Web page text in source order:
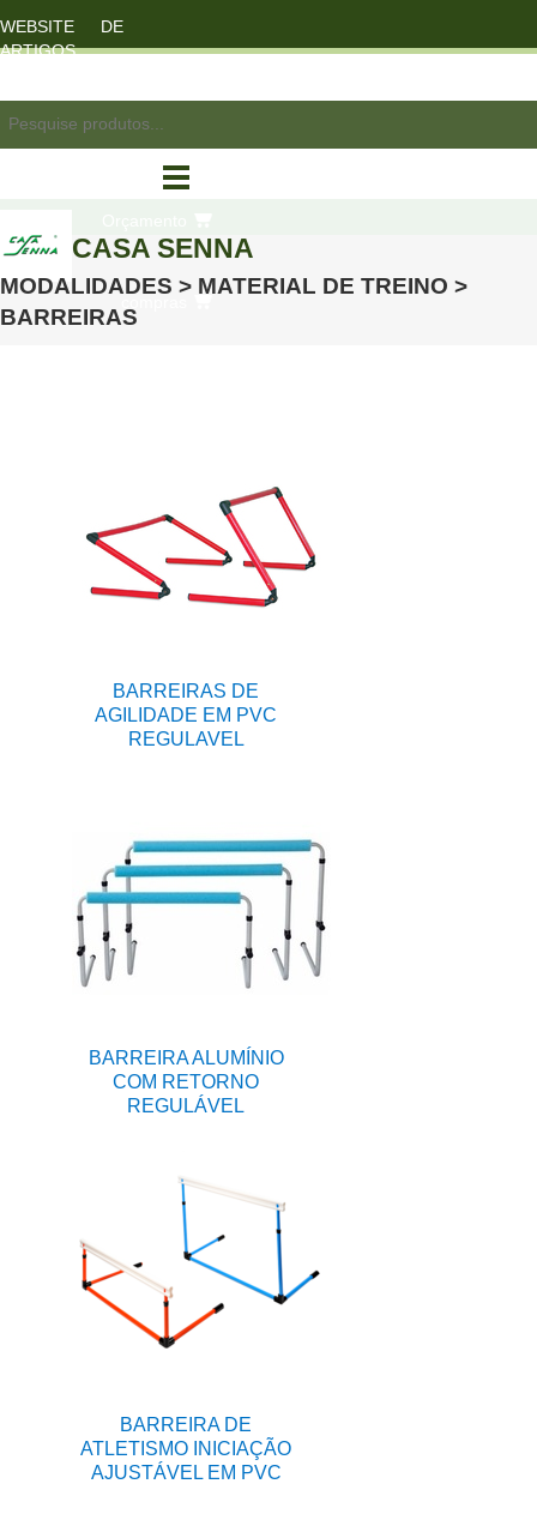
WEBSITE DE
ARTIGOS
CASA SENNA
MODALIDADES > MATERIAL DE TREINO >
BARREIRAS
BARREIRAS DE
AGILIDADE EM PVC
REGULAVEL
BARREIRA ALUMÍNIO
COM RETORNO
REGULÁVEL
BARREIRA DE
ATLETISMO INICIAÇÃO
AJUSTÁVEL EM PVC